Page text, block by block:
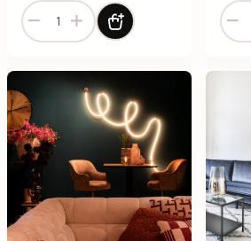
Elegante ronde wandlamp Iseo in